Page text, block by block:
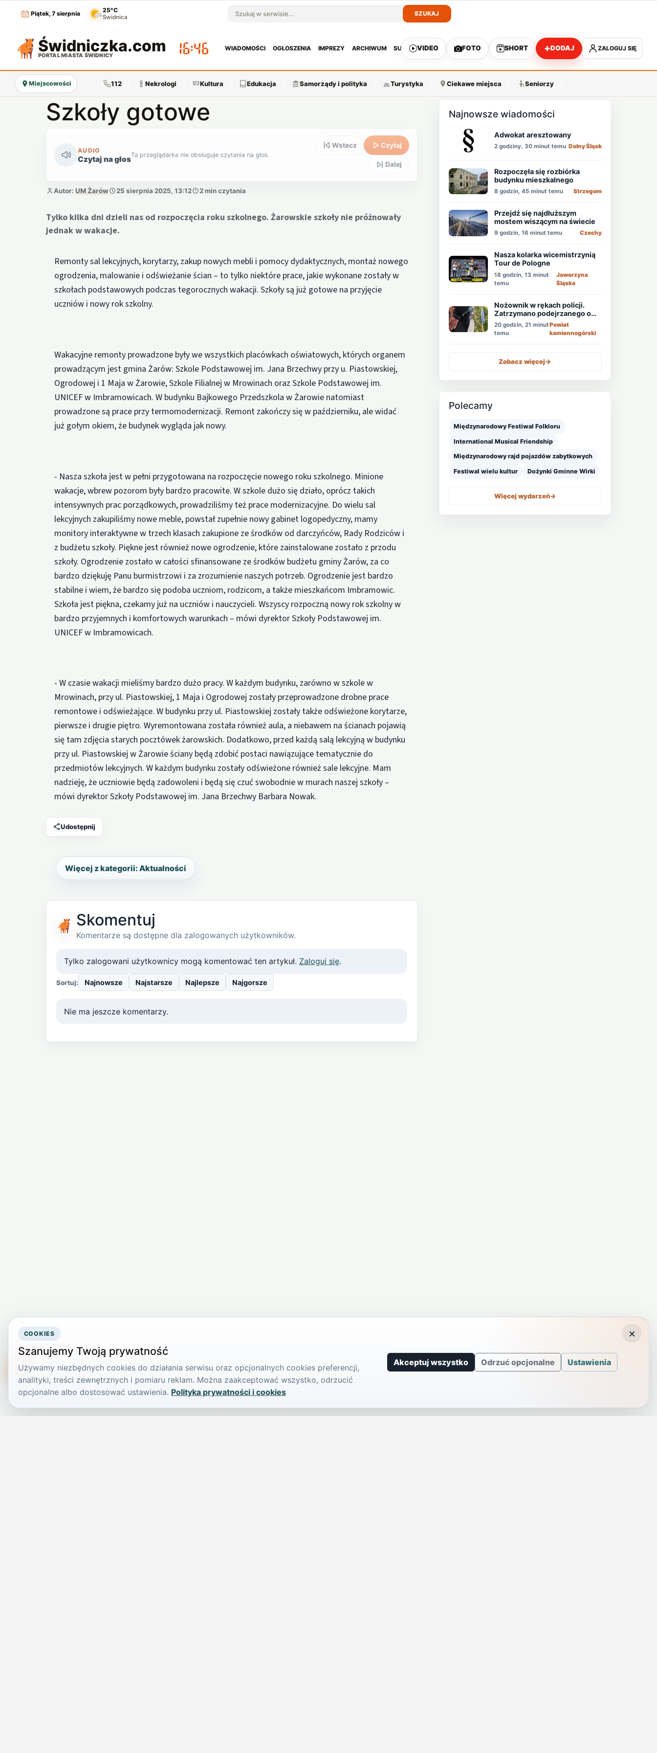
Piątek, 7 sierpnia
25°C
Świdnica Szukaj w serwisie
SZUKAJ
Świdniczka.com
PORTAL MIASTA ŚWIDNICY 16:46
WIADOMOŚCI OGŁOSZENIA IMPREZY ARCHIWUM SUBSKRYPCJA
VIDEO FOTO SHORT +DODAJ ZALOGUJ SIĘ
Miejscowości 112 Nekrologi Kultura Edukacja Samorządy i polityka Turystyka Ciekawe miejsca Seniorzy
Szkoły gotowe
AUDIO
Czytaj na głosTa przeglądarka nie obsługuje czytania na głos.
Wstecz Czytaj
Dalej
Autor: UM Żarów 25 sierpnia 2025, 13:12 2 min czytania
Tylko kilka dni dzieli nas od rozpoczęcia roku szkolnego. Żarowskie szkoły nie próżnowały
jednak w wakacje.
Remonty sal lekcyjnych, korytarzy, zakup nowych mebli i pomocy dydaktycznych, montaż nowego
ogrodzenia, malowanie i odświeżanie ścian – to tylko niektóre prace, jakie wykonane zostały w
szkołach podstawowych podczas tegorocznych wakacji. Szkoły są już gotowe na przyjęcie
uczniów i nowy rok szkolny.
Wakacyjne remonty prowadzone były we wszystkich placówkach oświatowych, których organem
prowadzącym jest gmina Żarów: Szkole Podstawowej im. Jana Brzechwy przy u. Piastowskiej,
Ogrodowej i 1 Maja w Żarowie, Szkole Filialnej w Mrowinach oraz Szkole Podstawowej im.
UNICEF w Imbramowicach. W budynku Bajkowego Przedszkola w Żarowie natomiast
prowadzone są prace przy termomodernizacji. Remont zakończy się w październiku, ale widać
już gołym okiem, że budynek wygląda jak nowy.
- Nasza szkoła jest w pełni przygotowana na rozpoczęcie nowego roku szkolnego. Minione
wakacje, wbrew pozorom były bardzo pracowite. W szkole dużo się działo, oprócz takich
intensywnych prac porządkowych, prowadziliśmy też prace modernizacyjne. Do wielu sal
lekcyjnych zakupiliśmy nowe meble, powstał zupełnie nowy gabinet logopedyczny, mamy
monitory interaktywne w trzech klasach zakupione ze środków od darczyńców, Rady Rodziców i
z budżetu szkoły. Piękne jest również nowe ogrodzenie, które zainstalowane zostało z przodu
szkoły. Ogrodzenie zostało w całości sfinansowane ze środków budżetu gminy Żarów, za co
bardzo dziękuję Panu burmistrzowi i za zrozumienie naszych potrzeb. Ogrodzenie jest bardzo
stabilne i wiem, że bardzo się podoba uczniom, rodzicom, a także mieszkańcom Imbramowic.
Szkoła jest piękna, czekamy już na uczniów i nauczycieli. Wszyscy rozpoczną nowy rok szkolny w
bardzo przyjemnych i komfortowych warunkach – mówi dyrektor Szkoły Podstawowej im.
UNICEF w Imbramowicach.
- W czasie wakacji mieliśmy bardzo dużo pracy. W każdym budynku, zarówno w szkole w
Mrowinach, przy ul. Piastowskiej, 1 Maja i Ogrodowej zostały przeprowadzone drobne prace
remontowe i odświeżające. W budynku przy ul. Piastowskiej zostały także odświeżone korytarze,
pierwsze i drugie piętro. Wyremontowana została również aula, a niebawem na ścianach pojawią
się tam zdjęcia starych pocztówek żarowskich. Dodatkowo, przed każdą salą lekcyjną w budynku
przy ul. Piastowskiej w Żarowie ściany będą zdobić postaci nawiązujące tematycznie do
przedmiotów lekcyjnych. W każdym budynku zostały odświeżone również sale lekcyjne. Mam
nadzieję, że uczniowie będą zadowoleni i będą się czuć swobodnie w murach naszej szkoły –
mówi dyrektor Szkoły Podstawowej im. Jana Brzechwy Barbara Nowak.
Udostępnij
Więcej z kategorii: Aktualności
Skomentuj
Komentarze są dostępne dla zalogowanych użytkowników.
Tylko zalogowani użytkownicy mogą komentować ten artykuł. Zaloguj się.
Sortuj: Najnowsze Najstarsze Najlepsze Najgorsze
Nie ma jeszcze komentarzy.
Najnowsze wiadomości
Adwokat aresztowany
2 godziny, 30 minut temu Dolny Śląsk
Rozpoczęła się rozbiórka
budynku mieszkalnego
8 godzin, 45 minut temu Strzegom
Przejdź się najdłuższym
mostem wiszącym na świecie
9 godzin, 16 minut temu Czechy
Nasza kolarka wicemistrzynią
Tour de Pologne
18 godzin, 13 minut
temu
Jaworzyna
Śląska
Nożownik w rękach policji.
Zatrzymano podejrzanego o
usiłowanie zabójstwa!
20 godzin, 21 minut
temu
Powiat
kamiennogórski
Zobacz więcej->
Polecamy
Międzynarodowy Festiwal Folkloru
International Musical Friendship
Międzynarodowy rajd pojazdów zabytkowych
Festiwal wielu kultur Dożynki Gminne Wirki
Więcej wydarzeń->
COOKIES
Szanujemy Twoją prywatność
Używamy niezbędnych cookies do działania serwisu oraz opcjonalnych cookies preferencji,
analityki, treści zewnętrznych i pomiaru reklam. Można zaakceptować wszystko, odrzucić
opcjonalne albo dostosować ustawienia. Polityka prywatności i cookies
Akceptuj wszystko Odrzuć opcjonalne Ustawienia
×
TikTokowa Jelonka